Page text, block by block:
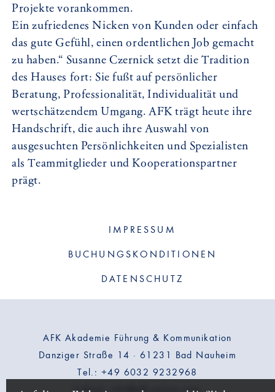
Projekte vorankommen.
Ein zufriedenes Nicken von Kunden oder einfach
das gute Gefühl, einen ordentlichen Job gemacht
zu haben.“ Susanne Czernick setzt die Tradition
des Hauses fort: Sie fußt auf persönlicher
Beratung, Professionalität, Individualität und
wertschätzendem Umgang. AFK trägt heute ihre
Handschrift, die auch ihre Auswahl von
ausgesuchten Persönlichkeiten und Spezialisten
als Teammitglieder und Kooperationspartner
prägt.
IMPRESSUM
BUCHUNGSKONDITIONEN
DATENSCHUTZ
AFK Akademie Führung & Kommunikation
Danziger Straße 14 · 61231 Bad Nauheim
Tel.: +49 6032 9232968
E-Mail: info@afk-online.com